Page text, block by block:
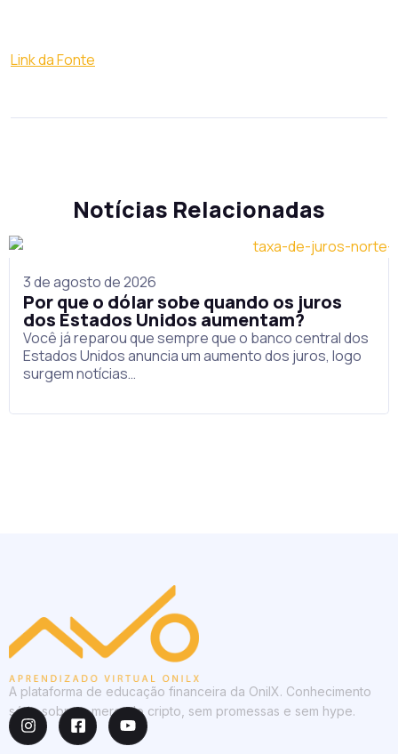
Link da Fonte
Notícias Relacionadas
3 de agosto de 2026
Por que o dólar sobe quando os juros
dos Estados Unidos aumentam?
Você já reparou que sempre que o banco central dos
Estados Unidos anuncia um aumento dos juros, logo
surgem notícias…
A plataforma de educação financeira da OnilX. Conhecimento
sério sobre o mercado cripto, sem promessas e sem hype.